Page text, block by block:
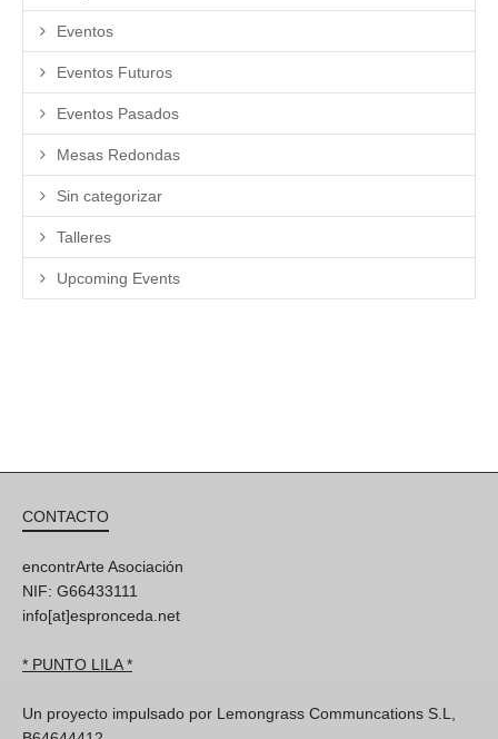
Eventos
Eventos Futuros
Eventos Pasados
Mesas Redondas
Sin categorizar
Talleres
Upcoming Events
CONTACTO
encontrArte Asociación
NIF: G66433111
info[at]espronceda.net
* PUNTO LILA *
Un proyecto impulsado por Lemongrass Communcations S.L,